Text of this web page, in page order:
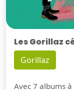
Les Gorillaz
Gorillaz
Avec 7 albums